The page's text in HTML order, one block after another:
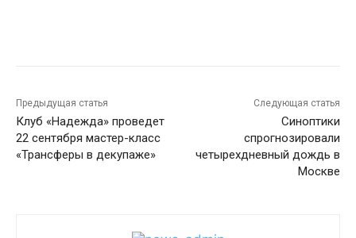
Предыдущая статья
Клуб «Надежда» проведет
22 сентября мастер-класс
«Трансферы в декупаже»
Следующая статья
Синоптики
спрогнозировали
четырехдневный дождь в
Москве